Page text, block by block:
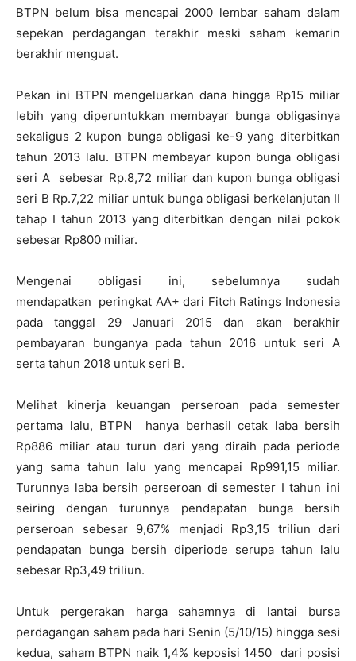
BTPN belum bisa mencapai 2000 lembar saham dalam
sepekan perdagangan terakhir meski saham kemarin
berakhir menguat.
Pekan ini BTPN mengeluarkan dana hingga Rp15 miliar
lebih yang diperuntukkan membayar bunga obligasinya
sekaligus 2 kupon bunga obligasi ke-9 yang diterbitkan
tahun 2013 lalu. BTPN membayar kupon bunga obligasi
seri A sebesar Rp.8,72 miliar dan kupon bunga obligasi
seri B Rp.7,22 miliar untuk bunga obligasi berkelanjutan II
tahap I tahun 2013 yang diterbitkan dengan nilai pokok
sebesar Rp800 miliar.
Mengenai obligasi ini, sebelumnya sudah
mendapatkan peringkat AA+ dari Fitch Ratings Indonesia
pada tanggal 29 Januari 2015 dan akan berakhir
pembayaran bunganya pada tahun 2016 untuk seri A
serta tahun 2018 untuk seri B.
Melihat kinerja keuangan perseroan pada semester
pertama lalu, BTPN hanya berhasil cetak laba bersih
Rp886 miliar atau turun dari yang diraih pada periode
yang sama tahun lalu yang mencapai Rp991,15 miliar.
Turunnya laba bersih perseroan di semester I tahun ini
seiring dengan turunnya pendapatan bunga bersih
perseroan sebesar 9,67% menjadi Rp3,15 triliun dari
pendapatan bunga bersih diperiode serupa tahun lalu
sebesar Rp3,49 triliun.
Untuk pergerakan harga sahamnya di lantai bursa
perdagangan saham pada hari Senin (5/10/15) hingga sesi
kedua, saham BTPN naik 1,4% keposisi 1450 dari posisi